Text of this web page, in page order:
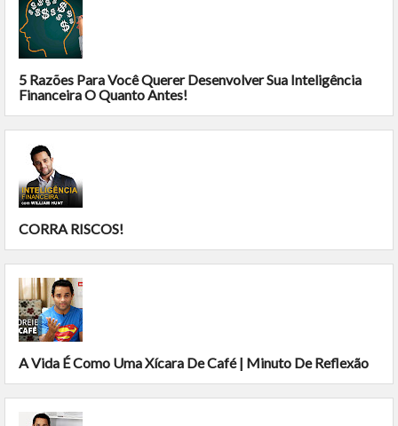
5 Razões Para Você Querer Desenvolver Sua Inteligência
Financeira O Quanto Antes!
CORRA RISCOS!
A Vida É Como Uma Xícara De Café | Minuto De Reflexão